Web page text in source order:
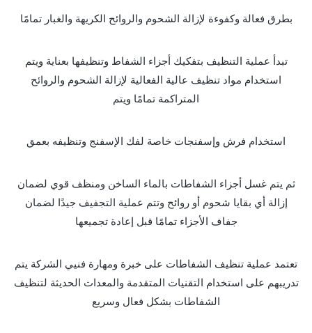
بطرق فعالة وكفوءة لإزالة الشحوم والروائح الكريهة والغبار تمامًا
تبدأ عملية التنظيف بتفكيك أجزاء الشفاط وتنظيفها بعناية ويتم
استخدام مواد تنظيف عالية الفعالية لإزالة الشحوم والروائح
المتراكمة تمامًا ويتم
استخدام فرش وإسفنجات خاصة لفك الإسفنج وتنظيفه بعمق
ثم يتم غسل أجزاء الشفاطات بالماء الساخن ومنظف قوي لضمان
إزالة أي بقايا شحوم أو روائح وتتم عملية التجفيف جيدًا لضمان
جفاف الأجزاء تمامًا قبل إعادة تجميعها
تعتمد عملية تنظيف الشفاطات على خبرة ومهارة فنيي الشركة يتم
تدريبهم على استخدام التقنيات المتقدمة والمعدات الحديثة لتنظيف
الشفاطات بشكل فعال وسريع